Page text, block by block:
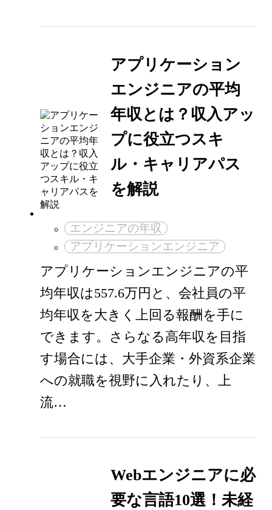
アプリケーション
エンジニアの平均
年収とは？収入アッ
プに役立つスキ
ル・キャリアパス
を解説
エンジニアの年収
アプリケーションエンジニア
アプリケーションエンジニアの平
均年収は557.6万円と、会社員の平
均年収を大きく上回る報酬を手に
できます。さらなる高年収を目指
す場合には、大手企業・外資系企業
への就職を視野に入れたり、上
流…
Webエンジニアに必
要な言語10選！未経